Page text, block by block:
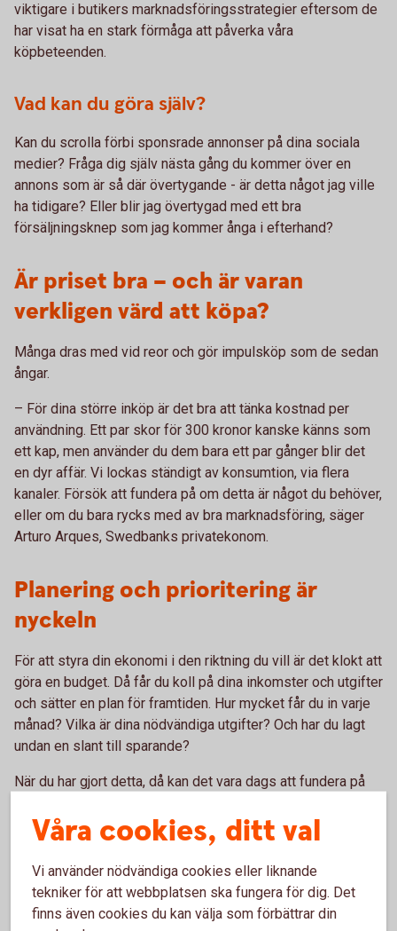
viktigare i butikers marknadsföringsstrategier eftersom de
har visat ha en stark förmåga att påverka våra
köpbeteenden.
Vad kan du göra själv?
Kan du scrolla förbi sponsrade annonser på dina sociala
medier? Fråga dig själv nästa gång du kommer över en
annons som är så där övertygande - är detta något jag ville
ha tidigare? Eller blir jag övertygad med ett bra
försäljningsknep som jag kommer ånga i efterhand?
Är priset bra – och är varan
verkligen värd att köpa?
Många dras med vid reor och gör impulsköp som de sedan
ångar.
– För dina större inköp är det bra att tänka kostnad per
användning. Ett par skor för 300 kronor kanske känns som
ett kap, men använder du dem bara ett par gånger blir det
en dyr affär. Vi lockas ständigt av konsumtion, via flera
kanaler. Försök att fundera på om detta är något du behöver,
eller om du bara rycks med av bra marknadsföring, säger
Arturo Arques, Swedbanks privatekonom.
Planering och prioritering är
nyckeln
För att styra din ekonomi i den riktning du vill är det klokt att
göra en budget. Då får du koll på dina inkomster och utgifter
och sätter en plan för framtiden. Hur mycket får du in varje
månad? Vilka är dina nödvändiga utgifter? Och har du lagt
undan en slant till sparande?
När du har gjort detta, då kan det vara dags att fundera på
Prioritera det du behöver
Ha koll på de psykologiska säljknepen
Våra cookies, ditt val
Vi använder nödvändiga cookies eller liknande
tekniker för att webbplatsen ska fungera för dig. Det
finns även cookies du kan välja som förbättrar din